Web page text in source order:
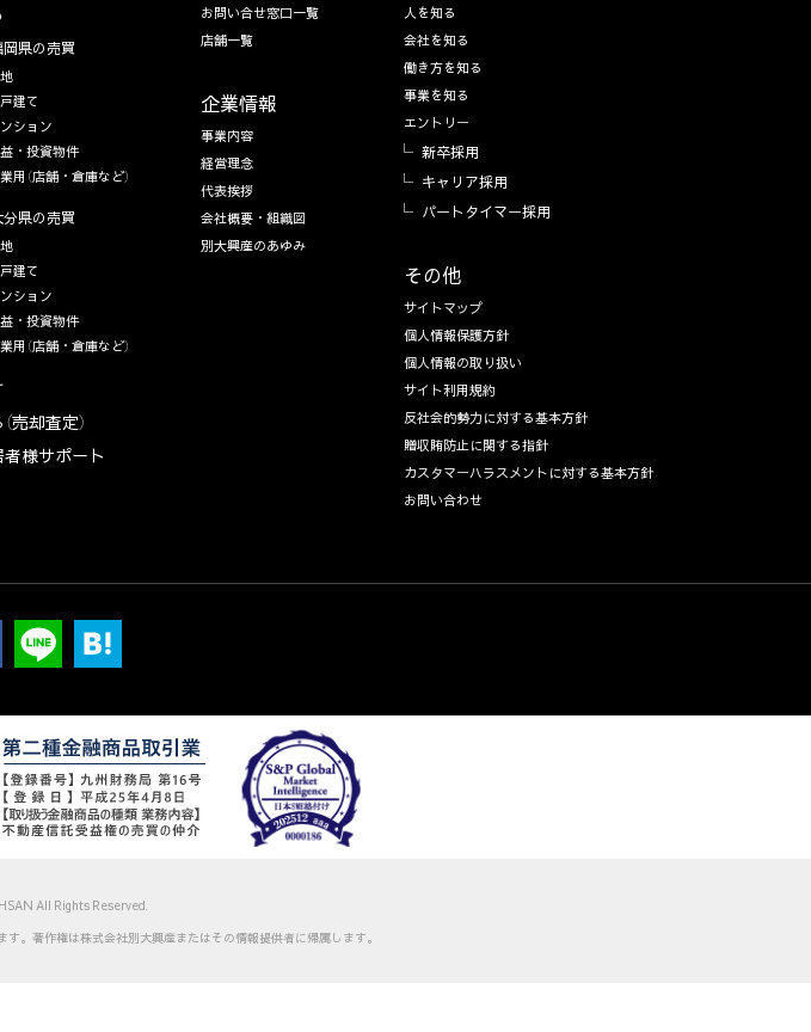
岡県の売買
建て
ション
・投資物件
用（店舗・倉庫など）
分県の売買
建て
ション
・投資物件
用（店舗・倉庫など）
売却査定）
者様サポート
お問い合せ窓口一覧
店舗一覧
企業情報
事業内容
経営理念
代表挨拶
会社概要・組織図
別大興産のあゆみ
人を知る
会社を知る
働き方を知る
事業を知る
エントリー
新卒採用
キャリア採用
パートタイマー採用
その他
サイトマップ
個人情報保護方針
個人情報の取り扱い
サイト利用規約
反社会的勢力に対する基本方針
贈収賄防止に関する指針
カスタマーハラスメントに対する基本方針
お問い合わせ
All Rights Reserved.
。 著作権は株式会社別大興産またはその情報提供者に帰属します。